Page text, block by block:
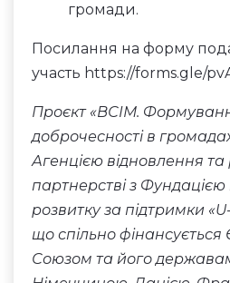
громади.
Посилання на форму
участь https://forms.gle/
Проєкт «ВСІМ.
доброчесності в
Агенцією відновлення та
партнерстві з Фундацією
розвитку за підтримки
що спільно
Союзом та його